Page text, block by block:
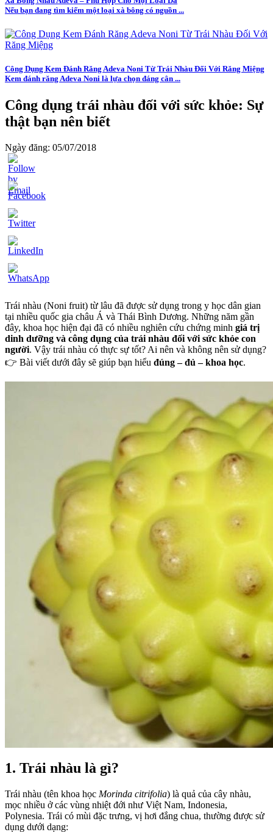
Nếu bạn đang tìm kiếm một loại xà bông có nguồn ...
Công Dụng Kem Đánh Răng Adeva Noni Từ Trái Nhàu Đối Với Răng Miệng
Kem đánh răng Adeva Noni là lựa chọn đáng cân ...
Công dụng trái nhàu đối với sức khỏe: Sự
thật bạn nên biết
Ngày đăng: 05/07/2018
Trái nhàu (Noni fruit) từ lâu đã được sử dụng trong y học dân gian
tại nhiều quốc gia châu Á và Thái Bình Dương. Những năm gần
đây, khoa học hiện đại đã có nhiều nghiên cứu chứng minh giá trị
dinh dưỡng và công dụng của trái nhàu đối với sức khỏe con
người. Vậy trái nhàu có thực sự tốt? Ai nên và không nên sử dụng?
👉 Bài viết dưới đây sẽ giúp bạn hiểu đúng – đủ – khoa học.
1. Trái nhàu là gì?
Trái nhàu (tên khoa học Morinda citrifolia) là quả của cây nhàu,
mọc nhiều ở các vùng nhiệt đới như Việt Nam, Indonesia,
Polynesia. Trái có mùi đặc trưng, vị hơi đắng chua, thường được sử
dụng dưới dạng: